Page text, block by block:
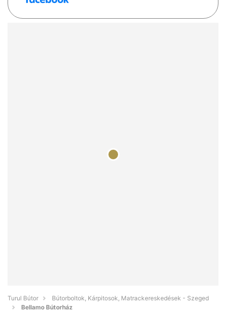
Turul Bútor
Bútorboltok, Kárpitosok, Matrackereskedések - Szeged
Bellamo Bútorház